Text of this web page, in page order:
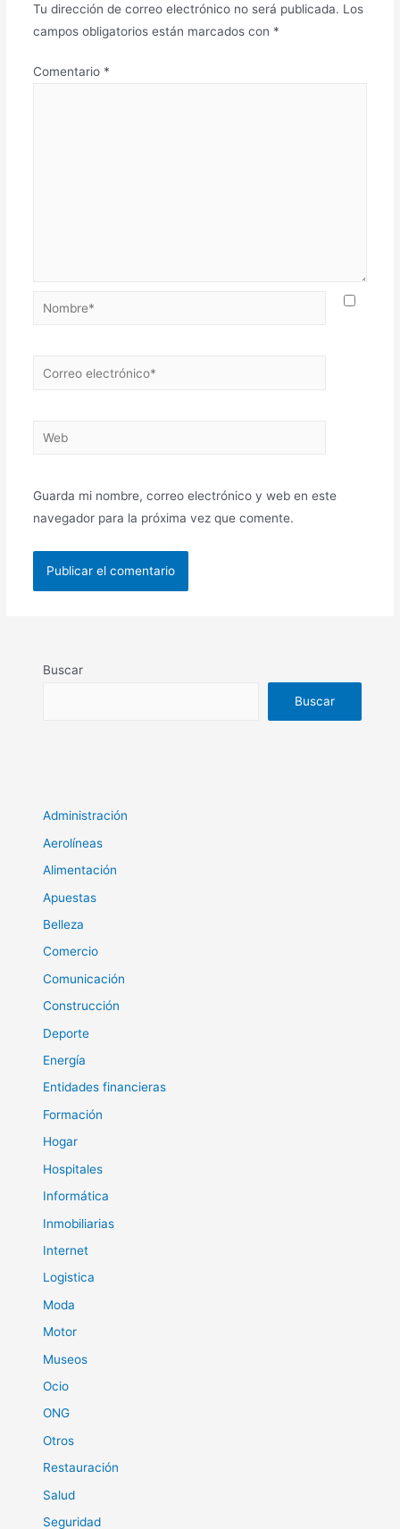
Tu dirección de correo electrónico no será publicada. Los
campos obligatorios están marcados con *
Comentario *
Nombre*
Correo
Web
Guarda mi nombre, correo electrónico y web en este
navegador para la próxima vez que comente.
Buscar
Buscar
Administración
Aerolíneas
Alimentación
Apuestas
Belleza
Comercio
Comunicación
Construcción
Deporte
Energía
Entidades financieras
Formación
Hogar
Hospitales
Informática
Inmobiliarias
Internet
Logistica
Moda
Motor
Museos
Ocio
ONG
Otros
Restauración
Salud
Seguridad